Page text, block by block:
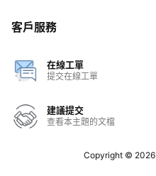
客戶服務
在線工單
提交在線工單
建議提交
查看本主題的文檔
Copyright © 2026